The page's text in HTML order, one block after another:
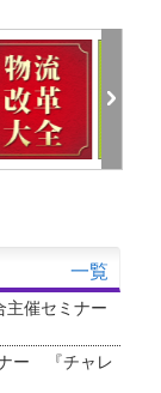
一覧
主催セミナー
ナー 『チャレ